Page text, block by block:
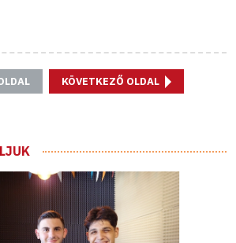
KÖVETKEZŐ OLDAL